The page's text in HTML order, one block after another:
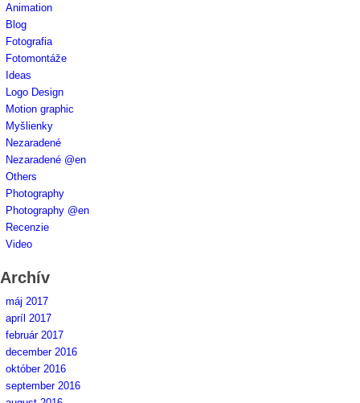
Animation
Blog
Fotografia
Fotomontáže
Ideas
Logo Design
Motion graphic
Myšlienky
Nezaradené
Nezaradené @en
Others
Photography
Photography @en
Recenzie
Video
Archív
máj 2017
apríl 2017
február 2017
december 2016
október 2016
september 2016